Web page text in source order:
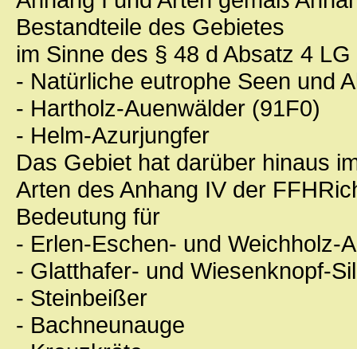
Bestandteile des Gebietes
im Sinne des § 48 d Absatz 4 LG
- Natürliche eutrophe Seen und
- Hartholz-Auenwälder (91F0)
- Helm-Azurjungfer
Das Gebiet hat darüber hinaus
Arten des Anhang IV der
Bedeutung für
- Erlen-Eschen- und Weichholz-
- Glatthafer- und Wiesenknopf-
- Steinbeißer
- Bachneunauge